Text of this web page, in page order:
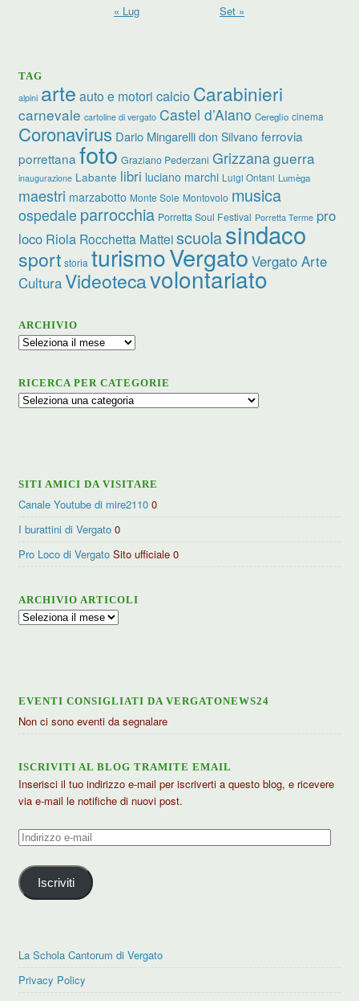
« Lug
Set »
TAG
alpini arte auto e motori calcio Carabinieri
carnevale cartoline di vergato Castel d’Aiano Cereglio cinema
Coronavirus Dario Mingarelli don Silvano ferrovia
porrettana foto Graziano Pederzani Grizzanaguerra
inaugurazione Labante libri luciano marchi Luigi Ontani Lumèga
maestri marzabotto Monte Sole Montovolo musica
ospedale parrocchia Porretta Soul Festival Porretta Terme pro
loco Riola Rocchetta Matteiscuolasindaco
sport storia turismoVergato Vergato Arte
CulturaVideotecavolontariato
ARCHIVIO
Archivio
RICERCA PER CATEGORIE
Ricerca
SITI AMICI DA VISITARE
Canale Youtube di mire2110 0
I burattini di Vergato 0
Pro Loco di Vergato Sito ufficiale 0
ARCHIVIO ARTICOLI
Archivio
EVENTI CONSIGLIATI DA VERGATONEWS24
Non ci sono eventi da segnalare
ISCRIVITI AL BLOG TRAMITE EMAIL
Inserisci il tuo indirizzo e-mail per iscriverti a questo blog, e ricevere
via e-mail le notifiche di nuovi post.
Indirizzo
mail
Iscriviti
La Schola Cantorum di Vergato
Privacy Policy